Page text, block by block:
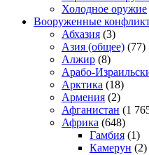
Холодное оружие
Вооруженные
Абхазия (3)
Азия (общее) (77)
Алжир (8)
Арабо-
Арктика (18)
Армения (2)
Афганистан (1
Африка (648)
Гамбия (1)
Камерун (2)